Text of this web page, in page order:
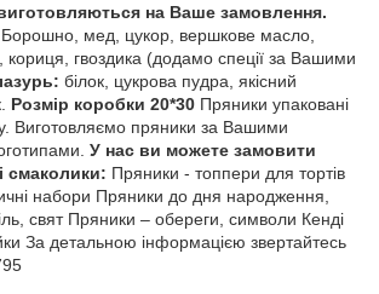
на Ваше замовлення.
Борошно, мед, цукор, вершкове масло,
кориця, гвоздика (додамо спеції за Вашими
білок, цукрова пудра, якісний
Розмір коробки 20*30 Пряники упаковані
Виготовляємо пряники за Вашими
У нас ви можете замовити
смаколики: Пряники - топпери для тортів
набори Пряники до дня народження,
свят Пряники – обереги, символи Кенді
За детальною інформацією звертайтесь